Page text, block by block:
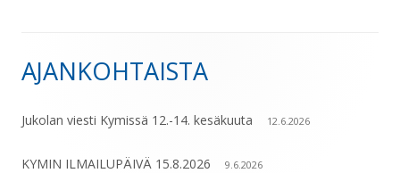
Sivupalkki
AJANKOHTAISTA
Jukolan viesti Kymissä 12.-14. kesäkuuta 12.6.2026
KYMIN ILMAILUPÄIVÄ 15.8.2026 9.6.2026